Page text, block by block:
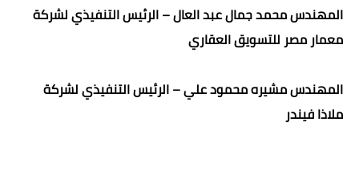
المهندس محمد جمال عبد العال – الرئيس التنفيذي لشركة
معمار مصر للتسويق العقاري
المهندس مشيره محمود علي – الرئيس التنفيذي لشركة
ملاذا فيندر